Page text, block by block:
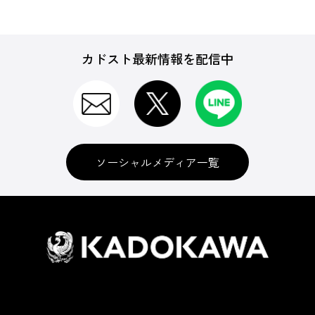
カドスト最新情報を配信中
ソーシャルメディア一覧